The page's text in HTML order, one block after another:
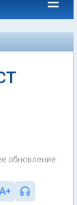
обновление: